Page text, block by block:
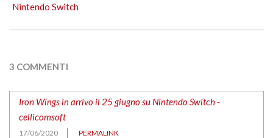
Nintendo Switch
3 COMMENTI
Iron Wings in arrivo il 25 giugno su Nintendo Switch -
cellicomsoft
17/06/2020 PERMALINK